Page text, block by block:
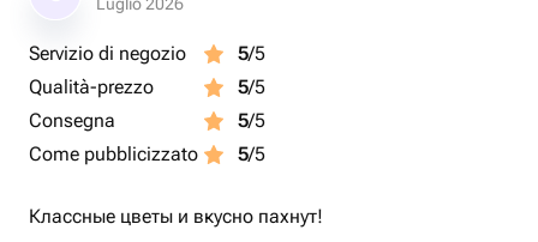
Servizio di negozio 5/5
Qualità-prezzo
5/5
Consegna
5/5
Come pubblicizzato
5/5
Классные цветы и вкусно пахнут!